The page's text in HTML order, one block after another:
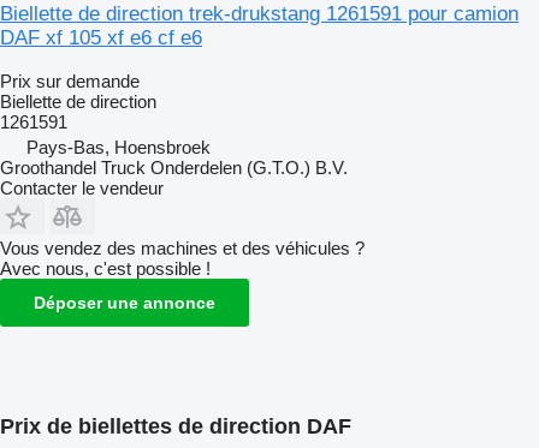
Biellette de direction trek-drukstang 1261591 pour camion
DAF xf 105 xf e6 cf e6
Prix sur demande
Biellette de direction
1261591
Pays-Bas, Hoensbroek
Groothandel Truck Onderdelen (G.T.O.) B.V.
Contacter le vendeur
Vous vendez des machines et des véhicules ?
Avec nous, c'est possible !
Déposer une annonce
Prix de biellettes de direction DAF